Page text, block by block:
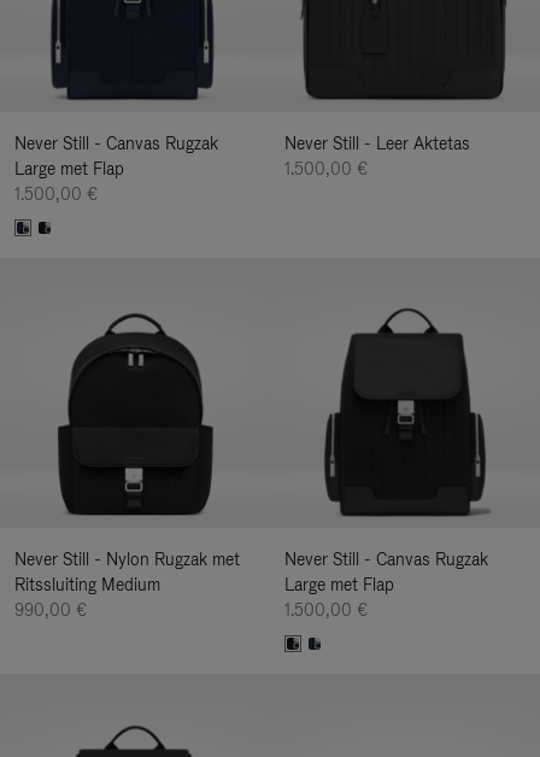
Never Still - Canvas Rugzak
Large met Flap
1.500,00 €
Never Still - Leer Aktetas
1.500,00 €
Never Still - Nylon Rugzak met
Ritssluiting Medium
990,00 €
Never Still - Canvas Rugzak
Large met Flap
1.500,00 €